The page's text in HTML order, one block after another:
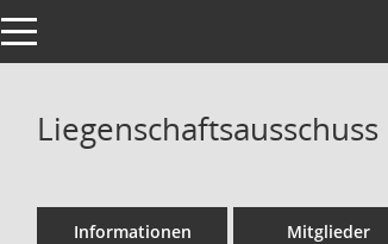
Toggle navigation
Informationen Mitglieder